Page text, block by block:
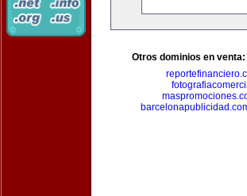
Otros dominios en venta: